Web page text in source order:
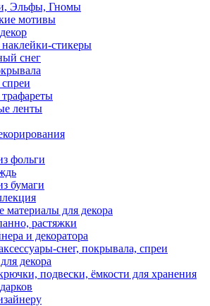
Эльфы, Гномы
мотивы
стикеры
снег
ленты
фольги
бумаги
материалы для декора
растяжки
и декоратора
снег, покрывала, спреи
декора
подвески, ёмкости для хранения